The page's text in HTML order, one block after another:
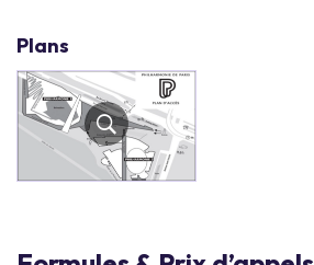
Plans